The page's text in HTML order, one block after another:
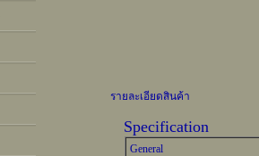
รายละเอียดสินค้า
Specification
General